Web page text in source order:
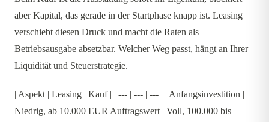
aber Kapital, das gerade in der Startphase knapp ist. Leasing
verschiebt diesen Druck und macht die Raten als
Betriebsausgabe absetzbar. Welcher Weg passt, hängt an Ihrer
Liquidität und Steuerstrategie.
| Aspekt | Leasing | Kauf | | --- | --- | --- | | Anfangsinvestition |
Niedrig, ab 10.000 EUR Auftragswert | Voll, 100.000 bis